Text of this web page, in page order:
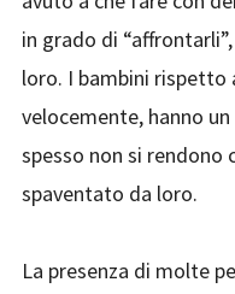
in grado di
loro. I bambini
velocemente, hanno
spesso non si
spaventato da loro.
La presenza di molte